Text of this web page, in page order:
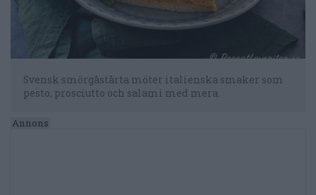
Svensk smörgåstårta möter italienska smaker som
pesto, prosciutto och salami med mera.